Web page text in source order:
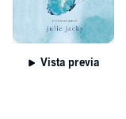
Vista previa